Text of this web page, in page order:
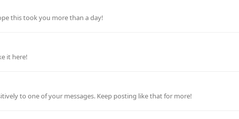
this took you more than a day!
it here!
to one of your messages. Keep posting like that for more!